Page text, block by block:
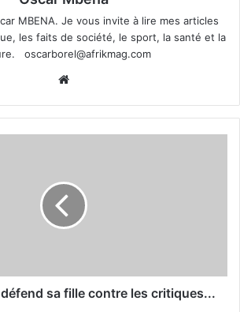
MBENA. Je vous invite à lire mes articles
les faits de société, le sport, la santé et la
oscarborel@afrikmag.com
sa fille contre les critiques...